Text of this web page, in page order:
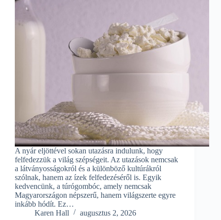
A nyár eljöttével sokan utazásra indulunk, hogy
felfedezzük a világ szépségeit. Az utazások nemcsak
a látványosságokról és a különböző kultúrákról
szólnak, hanem az ízek felfedezéséről is. Egyik
kedvencünk, a túrógombóc, amely nemcsak
Magyarországon népszerű, hanem világszerte egyre
inkább hódít. Ez…
Karen Hall
augusztus 2, 2026